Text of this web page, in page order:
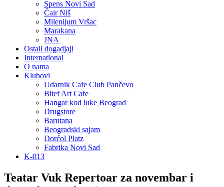
Spens Novi Sad
Čair Niš
Milenijum Vršac
Marakana
JNA
Ostali dogadjaji
International
O nama
Klubovi
Udarnik Cafe Club Pančevo
Bitef Art Cafe
Hangar kod luke Beograd
Drugstore
Barutana
Beogradski sajam
Dorćol Platz
Fabrika Novi Sad
K-013
Teatar Vuk Repertoar za novembar i